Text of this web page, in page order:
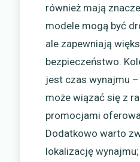
również mają
modele mogą być
ale zapewniają
bezpieczeństwo.
jest czas wynajmu –
może wiązać się z
promocjami
Dodatkowo warto
lokalizację